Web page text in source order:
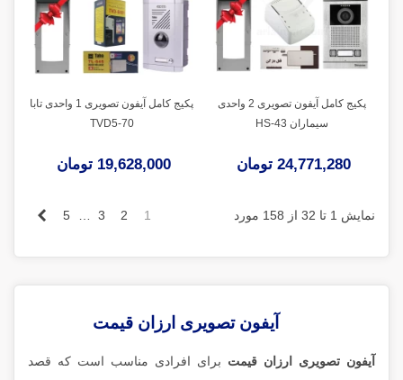
پکیج کامل آیفون تصویری 2 واحدی
سیماران HS-43
24,771,280 تومان
پکیج کامل آیفون تصویری 1 واحدی تابا
TVD5-70
19,628,000 تومان
نمایش 1 تا 32 از 158 مورد 1
2
3
5
آیفون تصویری ارزان قیمت
آیفون تصویری ارزان قیمت برای افرادی مناسب است که قصد